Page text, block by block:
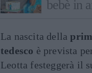
bebè in
La nascita della
tedesco è prevista
Leotta festeggerà il